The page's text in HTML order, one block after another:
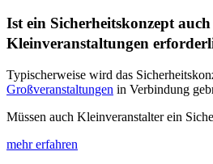
Ist ein Sicherheitskonzept auch
Kleinveranstaltungen
Typischerweise wird das
Großveranstaltungen in Verbindung
Müssen auch Kleinveranstalter ein
mehr erfahren